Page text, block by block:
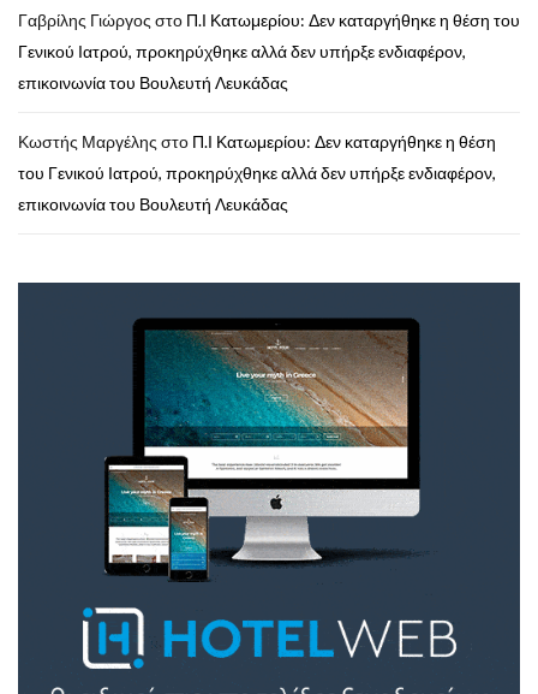
Γαβρίλης Γιώργος στο Π.Ι Κατωμερίου: Δεν καταργήθηκε η θέση του
Γενικού Ιατρού, προκηρύχθηκε αλλά δεν υπήρξε ενδιαφέρον,
επικοινωνία του Βουλευτή Λευκάδας
Κωστής Μαργέλης στο Π.Ι Κατωμερίου: Δεν καταργήθηκε η θέση
του Γενικού Ιατρού, προκηρύχθηκε αλλά δεν υπήρξε ενδιαφέρον,
επικοινωνία του Βουλευτή Λευκάδας